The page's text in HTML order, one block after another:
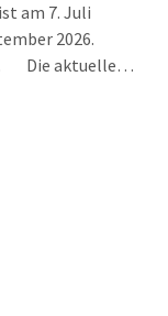
am 7. Juli
2026.
Die aktuelle…